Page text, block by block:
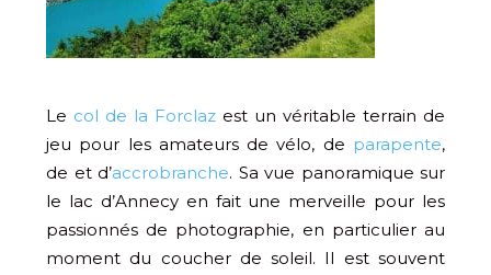
Le col de la Forclaz est un véritable terrain de
jeu pour les amateurs de vélo, de parapente,
de et d’accrobranche. Sa vue panoramique sur
le lac d’Annecy en fait une merveille pour les
passionnés de photographie, en particulier au
moment du coucher de soleil. Il est souvent